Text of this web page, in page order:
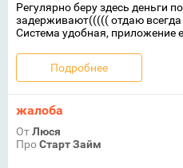
Регулярно беру здесь деньги
задерживают((((( отдаю
Система удобная, приложение
Подробнее
жалоба
ОтЛюся
ПроСтарт Займ